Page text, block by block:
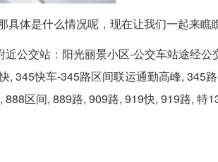
具体是什么情况呢，现在让我们一起来瞧
公交站：阳光丽景小区-公交车站途经
345快车-345路区间联运通勤高峰, 345
区间, 889路, 909路, 919快, 919路, 特